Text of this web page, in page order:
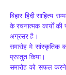
बिहार हिंदी साहित्य
के रचनात्मक कार्यों
अग्रसर है।
समारोह मे सांस्कृतिक
प्रस्तुत किया।
समारोह को सफल